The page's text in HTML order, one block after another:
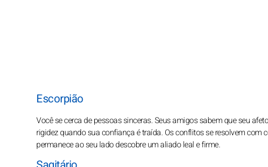
Escorpião
Você se cerca de pessoas sinceras. Seus amigos sabem que seu
rigidez quando sua confiança é traída. Os conflitos se resolvem com
permanece ao seu lado descobre um aliado leal e firme.